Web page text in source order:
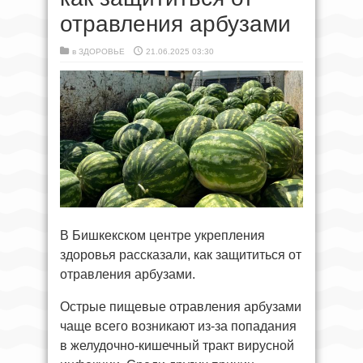
отравления арбузами
в ЗДОРОВЬЕ 21.06.2025 03:30
В Бишкекском центре укрепления
здоровья рассказали, как защититься от
отравления арбузами.
Острые пищевые отравления арбузами
чаще всего возникают из-за попадания
в желудочно-кишечный тракт вирусной